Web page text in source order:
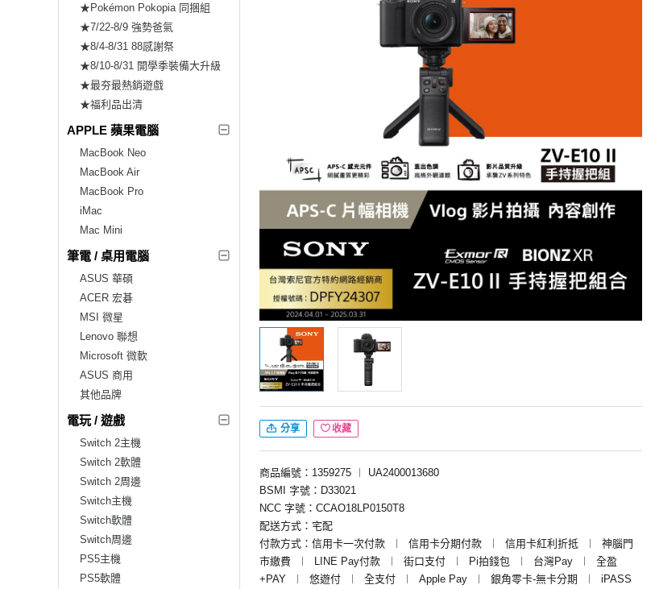
★Pokémon Pokopia 同捆組
★7/22-8/9 強勢爸氣
★8/4-8/31 88感謝祭
★8/10-8/31 開學季裝備大升級
★最夯最熱銷遊戲
★福利品出清
APPLE 蘋果電腦
MacBook Neo
MacBook Air
MacBook Pro
iMac
Mac Mini
筆電 / 桌用電腦
ASUS 華碩
ACER 宏碁
MSI 微星
Lenovo 聯想
Microsoft 微軟
ASUS 商用
其他品牌
電玩 / 遊戲
Switch 2主機
Switch 2軟體
Switch 2周邊
Switch主機
Switch軟體
Switch周邊
PS5主機
PS5軟體
分享 收藏
商品編號：1359275 ︱
UA2400013680
BSMI 字號：D33021
NCC 字號：CCAO18LP0150T8
配送方式：宅配
付款方式：信用卡一次付款
︱ 信用卡分期付款 ︱ 信用卡紅利折抵 ︱
神腦門
市繳費
︱ LINE Pay付款 ︱ 街口支付 ︱ Pi拍錢包 ︱ 台灣Pay ︱
全盈
+PAY
︱ 悠遊付 ︱ 全支付 ︱ Apple Pay ︱ 銀角零卡-無卡分期 ︱
iPASS